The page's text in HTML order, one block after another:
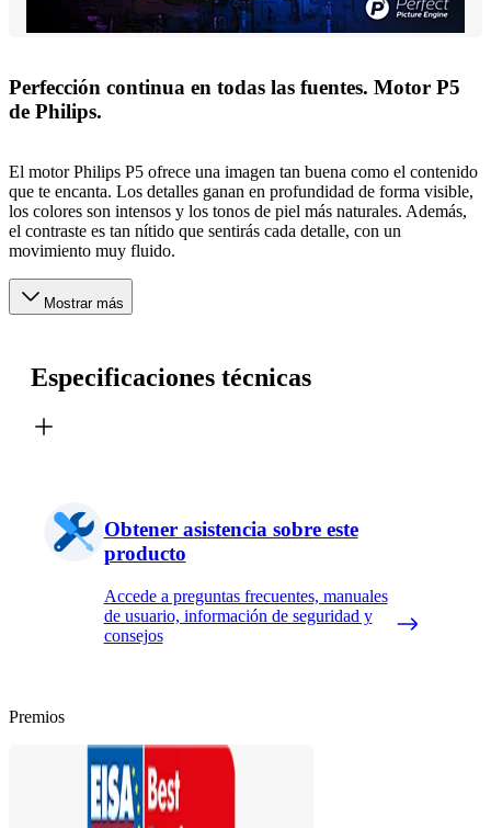
Perfección continua en todas las fuentes. Motor P5
de Philips.
El motor Philips P5 ofrece una imagen tan buena como el contenido
que te encanta. Los detalles ganan en profundidad de forma visible,
los colores son intensos y los tonos de piel más naturales. Además,
el contraste es tan nítido que sentirás cada detalle, con un
movimiento muy fluido.
Mostrar más
Especificaciones técnicas
Obtener asistencia sobre este
producto
Accede a preguntas frecuentes, manuales
de usuario, información de seguridad y
consejos
Premios